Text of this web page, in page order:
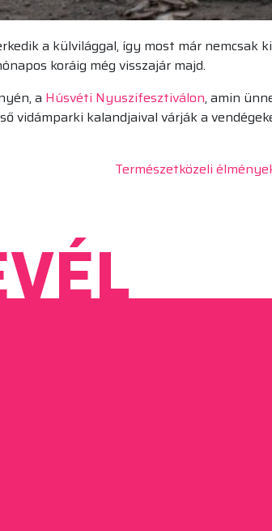
a külvilággal, így most már nemcsak
koráig még visszajár majd.
a Húsvéti Nyuszifesztiválon, amin
vidámparki kalandjaival várják a
Természetközeli